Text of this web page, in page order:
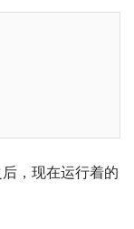
，现在运行着的